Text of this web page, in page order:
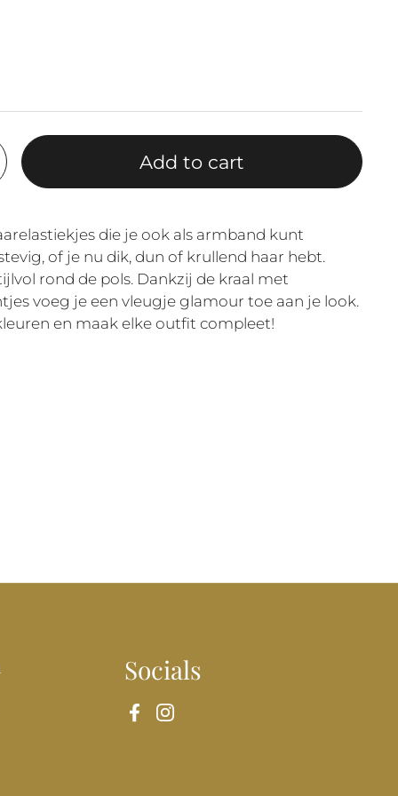
Add to cart
die je ook als armband kunt
of je nu dik, dun of krullend haar hebt.
rond de pols. Dankzij de kraal met
voeg je een vleugje glamour toe aan je look.
en maak elke outfit compleet!
Socials
Facebook
Instagram